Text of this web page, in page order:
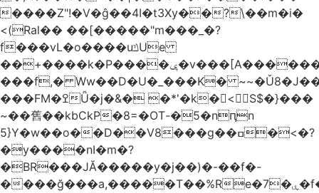
����Z"!�V�ĝ��4I�t3Xy��?\��m�i�
<(Ral�� ��[�����"m���_�?
f���vL�o����uݿUe
��+����k�P����ݷ�v���[A������v�.&��6������/
���f,� Ww��D�U�_���K�
���FM�ߐǙ�j�&� �*'�k�𙑫<S$�}���
~��舊��kbCkP�8=�OT-�5�nԥn
5}Y�w��o��D��V8���g��ߛ�<�?
�y����nI�m�?
�BR���JĂ�����y�j��)�-��f�-
����ğ���a,�����T��%Re�7�ۑ�f�reQ�00!h����îNtr����� ��G�A�֓���Q�`�k��բ�^=n4�à��r[Y